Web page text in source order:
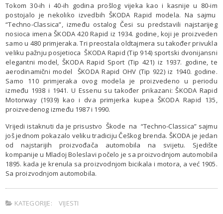
Tokom 30-ih i 40-ih godina prošlog vijeka kao i kasnije u 80-im
postojalo je nekoliko izvedbih ŠKODA Rapid modela. Na sajmu
“Techno-Classica”, između ostalog Česi su predstavili najstarijeg
nosioca imena ŠKODA 420 Rapid iz 1934. godine, koji je proizveden
samo u 480 primjeraka. Tri preostala oldtajmera su također privukla
veliku pažnju posjetioca ŠKODA Rapid (Tip 914) sportski dvonijansni
elegantni model, ŠKODA Rapid Sport (Tip 421) iz 1937. godine, te
aerodinamični model ŠKODA Rapid OHV (Tip 922) iz 1940. godine.
Samo 110 primjeraka ovog modela je proizvedeno u periodu
između 1938 i 1941. U Essenu su također prikazani: ŠKODA Rapid
Motorway (1939) kao i dva primjerka kupea ŠKODA Rapid 135,
proizvedenog između 1987 i 1990.
Vrijedi istaknuti da je prisustvo Škode na “Techno-Classica” sajmu
još jednom pokazalo veliku tradiciju Češkog brenda. ŠKODA je jedan
od najstarijih proizvođača automobila na svijetu. Sjedište
kompanije u Mladoj Boleslavi počelo je sa proizvodnjom automobila
1895. kada je krenula sa proizvodnjom bicikala i motora, a već 1905.
Sa proizvodnjom automobila.
KATEGORIJE:
VIJESTI